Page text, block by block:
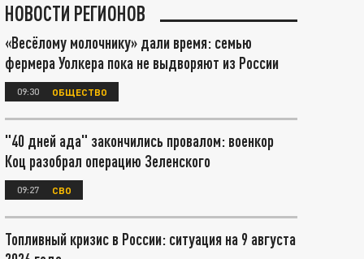
НОВОСТИ РЕГИОНОВ
«Весёлому молочнику» дали время: семью
фермера Уолкера пока не выдворяют из России
09:30 ОБЩЕСТВО
"40 дней ада" закончились провалом: военкор
Коц разобрал операцию Зеленского
09:27 СВО
Топливный кризис в России: ситуация на 9 августа